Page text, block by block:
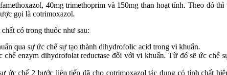
40mg trimethoprim và 150mg than hoạt tính. Theo đó
gọi là cotrimoxazol.
có trong thuốc như sau:
qua sự ức chế sự tạo thành dihydrofolic acid trong vi khuẩn.
chế enzym dihydrofolat reductase đối với vi khuẩn. Từ đó sẽ ức
ức chế 2 bước liên tiếp đã cho cotrimoxazol tác dụng có tính chất